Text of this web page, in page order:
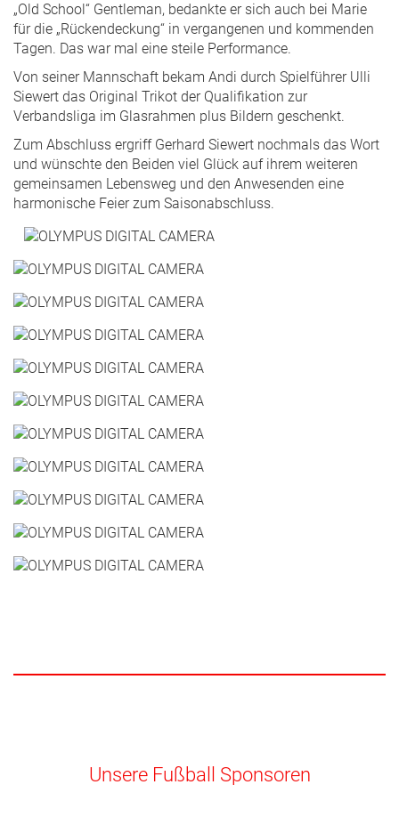
„Old School“ Gentleman, bedankte er sich auch bei Marie
für die „Rückendeckung“ in vergangenen und kommenden
Tagen. Das war mal eine steile Performance.
Von seiner Mannschaft bekam Andi durch Spielführer Ulli
Siewert das Original Trikot der Qualifikation zur
Verbandsliga im Glasrahmen plus Bildern geschenkt.
Zum Abschluss ergriff Gerhard Siewert nochmals das Wort
und wünschte den Beiden viel Glück auf ihrem weiteren
gemeinsamen Lebensweg und den Anwesenden eine
harmonische Feier zum Saisonabschluss.
Unsere Fußball Sponsoren